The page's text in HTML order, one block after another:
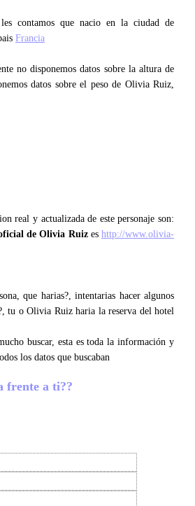
contamos que nacio en la ciudad de
Francia
no disponemos datos sobre la altura de
datos sobre el peso de Olivia Ruiz,
real y actualizada de este personaje son:
de Olivia Ruizeshttp://www.olivia-
que harias?, intentarias hacer algunos
tu o Olivia Ruiz haria la reserva del hotel
buscar, esta es toda la información y
los datos que buscaban
frente a ti??